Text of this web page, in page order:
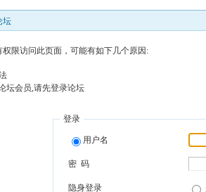
坛
限访问此页面，可能有如下几个原因:
坛会员,请先登录论坛
登录
用户名
密 码
隐身登录